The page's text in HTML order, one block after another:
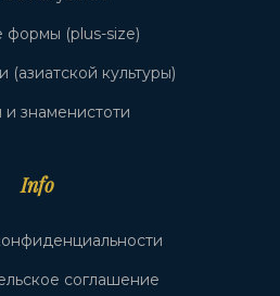
(plus-size)
(азиатской культуры)
и знаменистоти
Info
соглашение